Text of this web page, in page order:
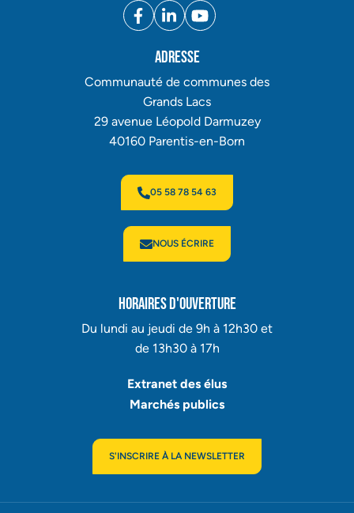
Facebook
(ouverture dans un nouvel
Linkedin
(ouverture dans un
YouTube
(ouverture dans un
Adresse
Communauté de communes des
Grands Lacs
29 avenue Léopold Darmuzey
40160 Parentis-en-Born
05 58 78 54 63
NOUS ÉCRIRE
Horaires d'ouverture
Du lundi au jeudi de 9h à 12h30 et
de 13h30 à 17h
Extranet des élus
Marchés publics
S'INSCRIRE À LA NEWSLETTER